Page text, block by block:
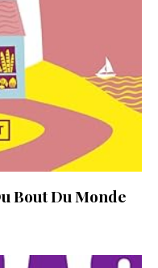
Bout Du Monde